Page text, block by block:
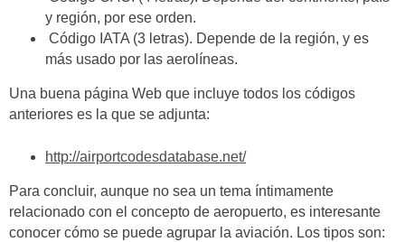
y región, por ese orden.
Código IATA (3 letras). Depende de la región, y es
más usado por las aerolíneas.
Una buena página Web que incluye todos los códigos
anteriores es la que se adjunta:
http://airportcodesdatabase.net/
Para concluir, aunque no sea un tema íntimamente
relacionado con el concepto de aeropuerto, es interesante
conocer cómo se puede agrupar la aviación. Los tipos son: